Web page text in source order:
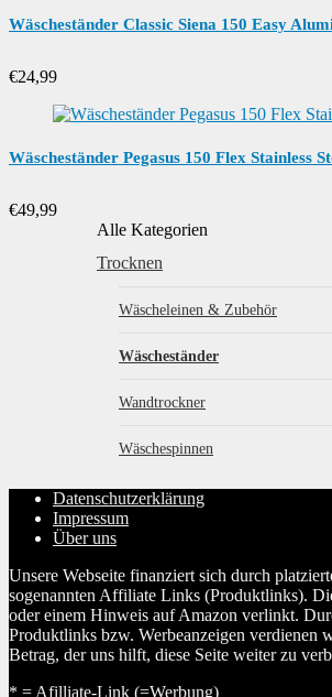
Wäscheständer Classic Siena 150 Easy
€24,99
Wäscheständer Pegasus 150 Flex Stainless
€49,99
Alle Kategorien
Trocknen
Wäscheleinen & Zubehör
Wäscheständer
Wandtrockner
Wäschespinnen
Datenschutzerklärung
Impressum
Über uns
Unsere Webseite finanziert sich durch
sogenannten Affiliate Links (Produktlinks).
oder einem Hinweis auf Amazon verlinkt.
Produktlinks bzw. Werbeanzeigen verdienen
Betrag, der uns hilft, diese Seite weiter zu
* = Afilliate-Link (=Werbung)